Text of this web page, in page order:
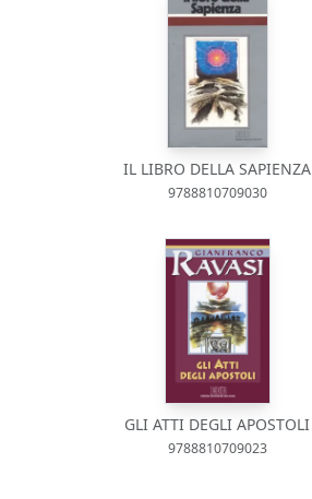
IL LIBRO DELLA SAPIENZA
9788810709030
GLI ATTI DEGLI APOSTOLI
9788810709023